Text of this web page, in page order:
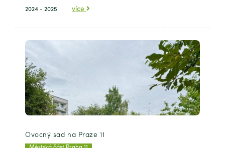
2024 - 2025 více
Ovocný sad na Praze 11